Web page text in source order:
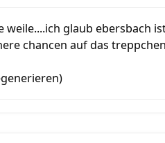
glaub ebersbach
chancen auf das